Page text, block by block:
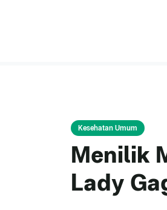
Kesehatan Umum
Menilik
Lady